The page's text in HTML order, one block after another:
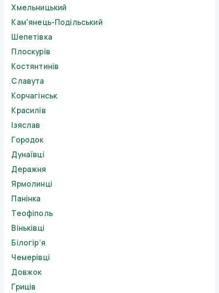
Хмельницький
Кам'янець-Подільський
Шепетівка
Плоскурів
Костянтинів
Славута
Корчагінськ
Красилів
Ізяслав
Городок
Дунаївці
Деражня
Ярмолинці
Панінка
Теофіполь
Віньківці
Білогір’я
Чемерівці
Довжок
Гриців